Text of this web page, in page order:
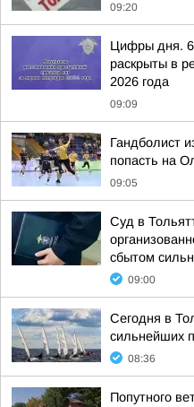
09:20
Цифры дня.
раскрыты в
2026 года
09:09
Гандболист
попасть на
09:05
Суд в
сбытом
09:00
Сегодня в
сильнейших
08:36
Попутного